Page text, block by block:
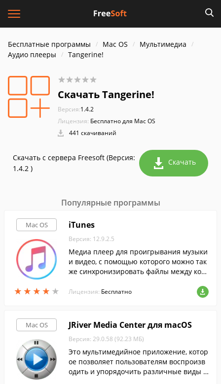
Бесплатные программы Mac OS
Мультимедиа
Аудио плееры
Tangerine!
Скачать Tangerine!
Версия:1.4.2
Лицензия: Бесплатно для Mac OS
441 скачиваний
Скачать с сервера Freesoft (Версия:
1.4.2 )
Скачать
Популярные программы
Mac OS
★ ★ ★ ★ ★
★ ★ ★ ★ ★
iTunes
Версия: 12.9.2.5
Медиа плеер для проигрывания музыки
и видео, с помощью которого можно так
же синхронизировать файлы между ком
Лицензия: Бесплатно
Mac OS JRiver Media Center для macOS
Версия: 29.0.58 (92.23 МБ)
Это мультимедийное приложение, котор
ое позволяет пользователям воспроизв
одить и упорядочить различные виды м